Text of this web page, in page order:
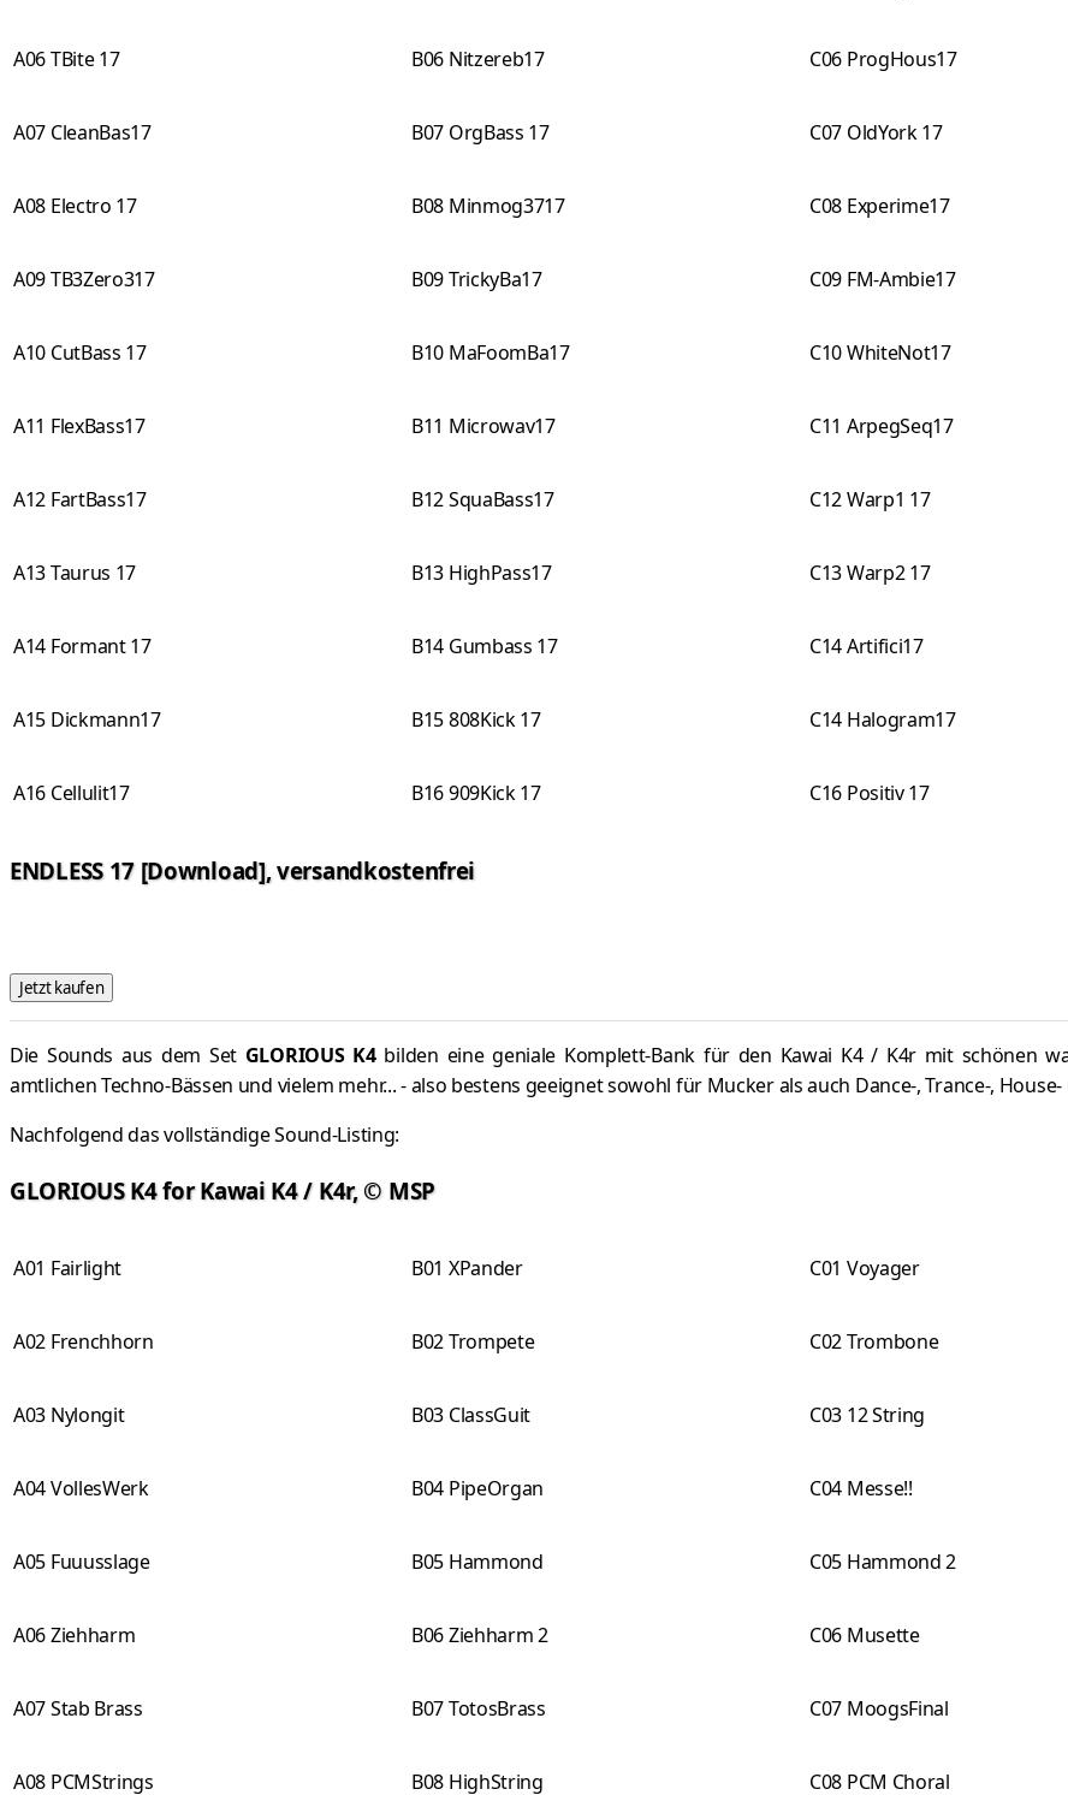
A06 TBite 17 B06 Nitzereb17 C06 ProgHous17
A07 CleanBas17 B07 OrgBass 17 C07 OldYork 17
A08 Electro 17 B08 Minmog3717 C08 Experime17
A09 TB3Zero317 B09 TrickyBa17 C09 FM-Ambie17
A10 CutBass 17 B10 MaFoomBa17 C10 WhiteNot17
A11 FlexBass17 B11 Microwav17 C11 ArpegSeq17
A12 FartBass17 B12 SquaBass17 C12 Warp1 17
A13 Taurus 17 B13 HighPass17 C13 Warp2 17
A14 Formant 17 B14 Gumbass 17 C14 Artifici17
A15 Dickmann17 B15 808Kick 17 C14 Halogram17
A16 Cellulit17 B16 909Kick 17 C16 Positiv 17
ENDLESS 17 [Download], versandkostenfrei
Die Sounds aus dem Set GLORIOUS K4bilden eine geniale Komplett-Bank für den Kawai K4 / K4r mit schönen
amtlichen Techno-Bässen und vielem mehr... - also bestens geeignet sowohl für Mucker als auch Dance-, Trance-, House-
Nachfolgend das vollständige Sound-Listing:
GLORIOUS K4 for Kawai K4 / K4r, © MSP
A01 Fairlight B01 XPander C01 Voyager
A02 Frenchhorn B02 Trompete C02 Trombone
A03 Nylongit B03 ClassGuit C03 12 String
A04 VollesWerk B04 PipeOrgan C04 Messe!!
A05 Fuuusslage B05 Hammond C05 Hammond 2
A06 Ziehharm B06 Ziehharm 2 C06 Musette
A07 Stab Brass B07 TotosBrass C07 MoogsFinal
A08 PCMStrings B08 HighString C08 PCM Choral